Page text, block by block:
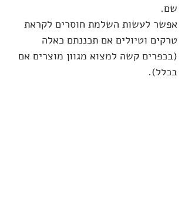
שם.
אפשר לעשות השלמת חוסרים לקראת
טרקים וטיולים אם תכננתם כאלה
(בכפרים קשה למצוא מגוון מוצרים אם
בכלל).